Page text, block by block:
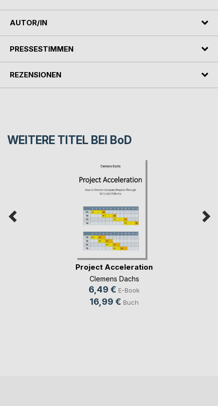
AUTOR/IN
PRESSESTIMMEN
REZENSIONEN
WEITERE TITEL BEI BoD
Project Acceleration
Clemens Dachs
6,49 € E-Book
16,99 € Buch